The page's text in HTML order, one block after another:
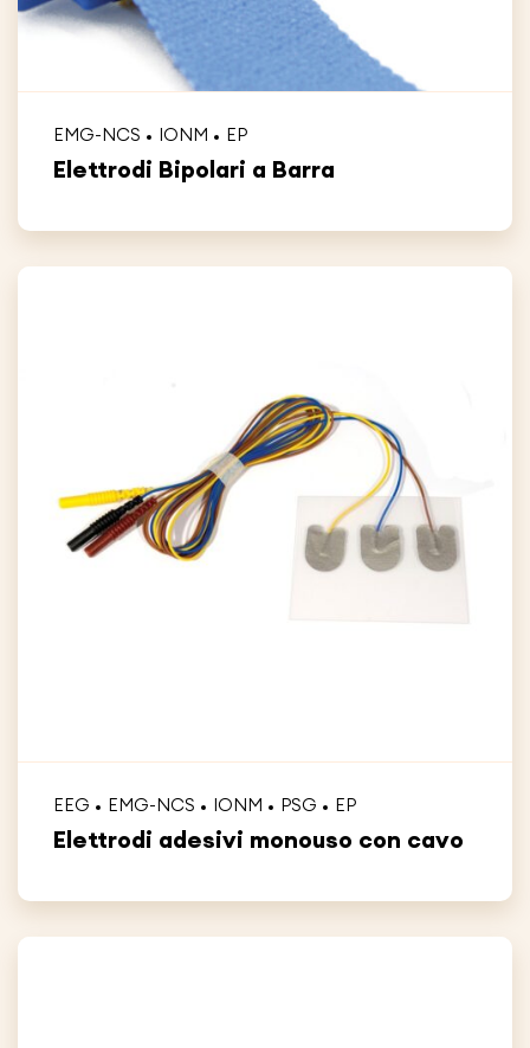
EMG-NCS IONM EP
Elettrodi Bipolari a Barra
EEG EMG-NCS IONM PSG EP
Elettrodi adesivi monouso con cavo